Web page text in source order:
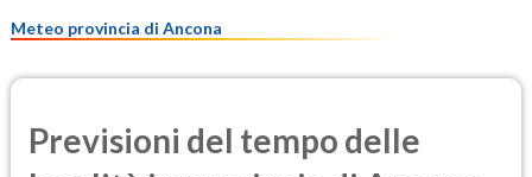
Meteo provincia di Ancona
Previsioni del tempo delle